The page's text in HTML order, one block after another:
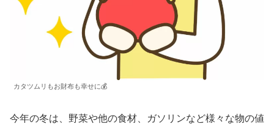
カタツムリもお財布も幸せに💰
今年の冬は、野菜や他の食材、ガソリンなど様々な物の値